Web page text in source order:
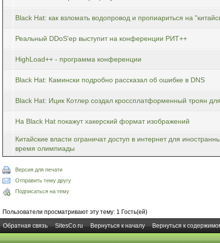
Black Hat: как взломать водопровод и пропиариться на
Реальный DDoS'ер выступит на конференции РИТ++
HighLoad++ - программа конференции
Black Hat: Камински подробно рассказал об ошибке в DNS
Black Hat: Ицик Котлер создал кроссплатформенный троян
На Black Hat покажут хакерский формат изображений
Китайские власти ограничат доступ в интернет для
время олимпиады
Версия для печати
Отправить тему другу
Подписаться на тему
Пользователи просматривают эту тему: 1 Гость(ей)
Обратная связь
SitesCo.ru Вернуться к началу Вернуться к